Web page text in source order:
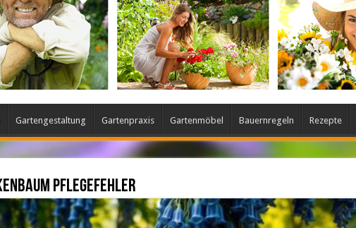
Gartengestaltung Gartenpraxis Gartenmöbel Bauernregeln Rezepte
Pflegefehler